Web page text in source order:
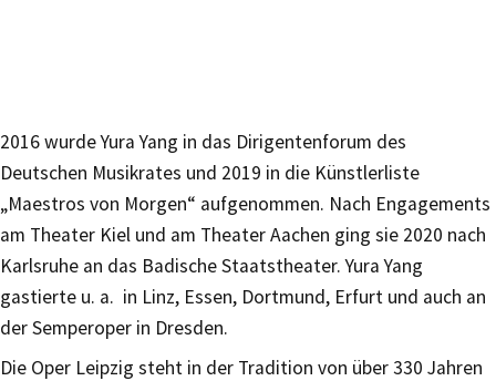
2016 wurde Yura Yang in das Dirigentenforum des
Deutschen Musikrates und 2019 in die Künstlerliste
„Maestros von Morgen“ aufgenommen. Nach Engagements
am Theater Kiel und am Theater Aachen ging sie 2020 nach
Karlsruhe an das Badische Staatstheater. Yura Yang
gastierte u. a. in Linz, Essen, Dortmund, Erfurt und auch an
der Semperoper in Dresden.
Die Oper Leipzig steht in der Tradition von über 330 Jahren